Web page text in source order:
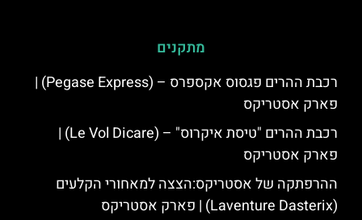
מתקנים
רכבת ההרים פגסוס אקספרס – (Pegase Express) |
פארק אסטריקס
רכבת ההרים "טיסת איקרוס" – (Le Vol Dicare) |
פארק אסטריקס
ההרפתקה של אסטריקס:הצצה למאחורי הקלעים
(Laventure Dasterix) | פארק אסטריקס